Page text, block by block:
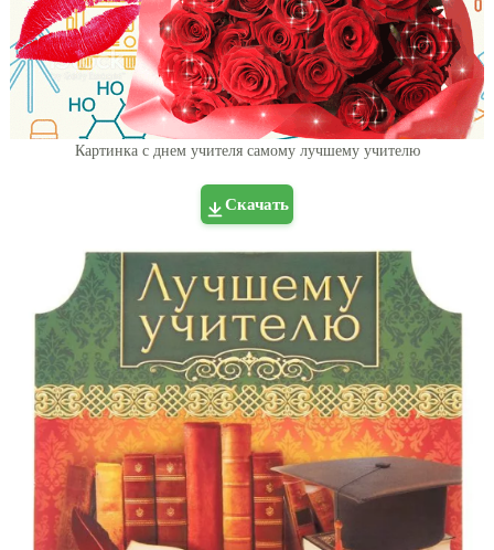
Картинка с днем учителя самому лучшему учителю
Скачать